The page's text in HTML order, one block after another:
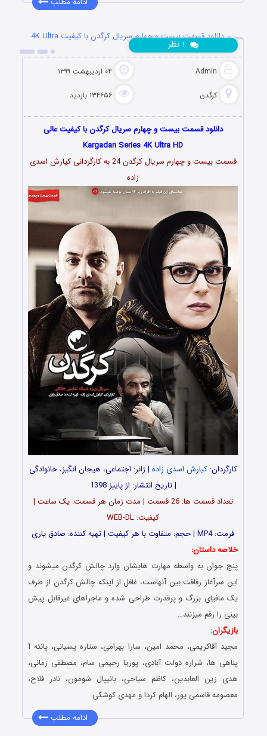
دانلود قسمت بیست و چهارم سریال کرگدن با کیفیت 4K Ultra
HD
Admin ۰۴ اردیبهشت ۱۳۹۹
کرگدن ۱۳۴۶۵۶ بازدید
نظر
دانلود قسمت بیست و چهارم سریال کرگدن با کیفیت عالی
Kargadan Series 4K Ultra HD
قسمت بیست و چهارم سریال کرگدن 24 به کارگردانی کیارش
اسدى
زاده
کارگردان:کیارش اسدی زاده | ژانر: اجتماعی، هیجان انگیز، خانوادگی
| تاریخ انتشار: از پاییز 1398
تعداد قسمت ها: 26 قسمت | مدت زمان هر قسمت: یک ساعت |
کیفیت: WEB-DL
فرمت: MP4 | حجم: متفاوت با هر کیفیت |
تهیه کننده: صادق یارى
خلاصه داستان:
پنج جوان به واسطه مهارت هایشان وارد چالش کرگدن میشوند و
این سرآغاز رفاقت بین آنهاست، غافل از اینکه چالش کرگدن از طرف
یک مافیای بزرگ و پرقدرت طراحی شده و ماجراهای غیرقابل پیش
بینی را رقم میزنند…
بازیگران:
مجید آقاکریمی، محمد امین، سارا بهرامی، ستاره پسیانی، پانته آ
پناهی ها، شراره دولت آبادی، پوریا رحیمی سام، مصطفی زمانی،
هدی زین العابدین، کاظم سیاحی، بانیپال شومون، نادر فلاح،
معصومه قاسمی پور، الهام کردا و مهدی کوشکی
ادامه مطلب